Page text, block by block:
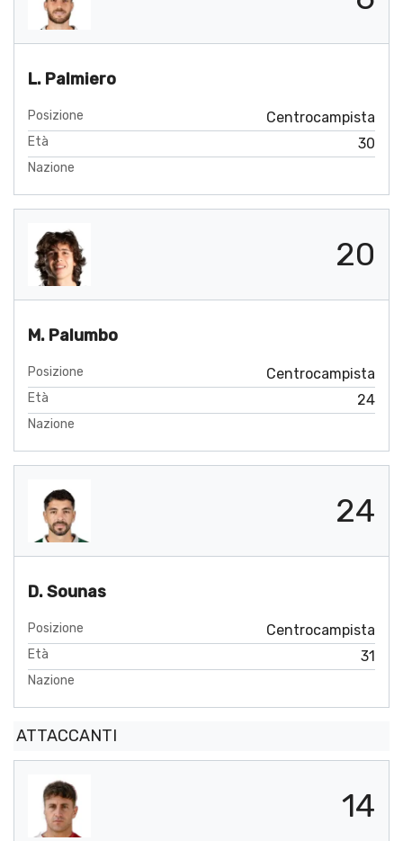
L. Palmiero
Posizione Centrocampista
Età 30
Nazione
20
M. Palumbo
Posizione Centrocampista
Età 24
Nazione
24
D. Sounas
Posizione Centrocampista
Età 31
Nazione
ATTACCANTI
14